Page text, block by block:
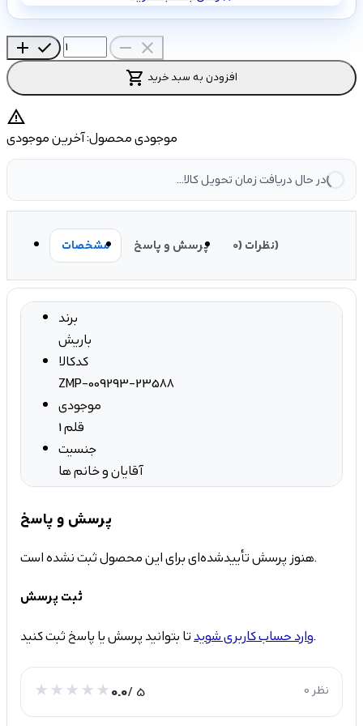
add check remove close
shopping_cart افزودن به سبد خرید
warning
موجودی محصول:آخرین موجودی
در حال دریافت زمان تحویل کالا...
مشخصات پرسش و پاسخ نظرات (0)
برند
باریش
کدکالا
ZMP-009293-23588
موجودی
1 قلم
جنسیت
آقایان و خانم ها
پرسش و پاسخ
هنوز پرسش تأییدشده‌ای برای این محصول ثبت نشده است.
ثبت پرسش
وارد حساب کاربری شویدتا بتوانید پرسش یا پاسخ ثبت کنید.
0.0/ 5 0 نظر